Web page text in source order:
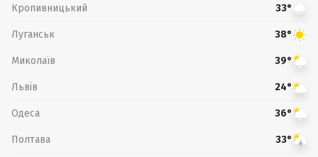
Кропивницький 33°
Луганськ 38°
Миколаїв 39°
Львів 24°
Одеса 36°
Полтава 33°